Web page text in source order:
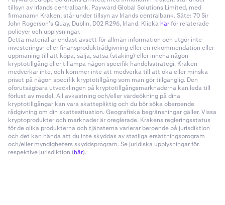
tillsyn av Irlands centralbank. Payward Global Solutions Limited, med
firmanamn Kraken, står under tillsyn av Irlands centralbank. Säte: 70 Sir
John Rogerson’s Quay, Dublin, D02 R296, Irland. Klicka härför relaterade
policyer och upplysningar.
Detta material är endast avsett för allmän information och utgör inte
investerings- eller finansproduktrådgivning eller en rekommendation eller
uppmaning till att köpa, sälja, satsa (staking) eller inneha någon
kryptotillgång eller tillämpa någon specifik handelsstrategi. Kraken
medverkar inte, och kommer inte att medverka till att öka eller minska
priset på någon specifik kryptotillgång som man gör tillgänglig. Den
oförutsägbara utvecklingen på kryptotillgångsmarknaderna kan leda till
förlust av medel. All avkastning och/eller värdeökning på dina
kryptotillgångar kan vara skattepliktig och du bör söka oberoende
rådgivning om din skattesituation. Geografiska begränsningar gäller. Vissa
kryptoprodukter och marknader är oreglerade. Krakens regleringsstatus
för de olika produkterna och tjänsterna varierar beroende på jurisdiktion
och det kan hända att du inte skyddas av statliga ersättningsprogram
och/eller myndigheters skyddsprogram. Se juridiska upplysningar för
respektive jurisdiktion (här).